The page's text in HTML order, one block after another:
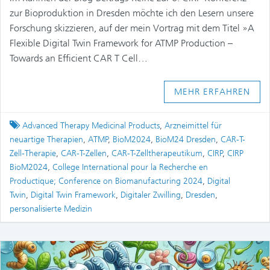
zur Bioproduktion in Dresden möchte ich den Lesern unsere
Forschung skizzieren, auf der mein Vortrag mit dem Titel »A
Flexible Digital Twin Framework for ATMP Production –
Towards an Efficient CAR T Cell…
MEHR ERFAHREN
Tagged
Advanced Therapy Medicinal Products, Arzneimittel für
neuartige Therapien, ATMP, BioM2024, BioM24 Dresden, CAR-T-
Zell-Therapie, CAR-T-Zellen, CAR-T-Zelltherapeutikum, CIRP, CIRP
BioM2024, College International pour la Recherche en
Productique; Conference on Biomanufacturing 2024, Digital
Twin, Digital Twin Framework, Digitaler Zwilling, Dresden,
personalisierte Medizin